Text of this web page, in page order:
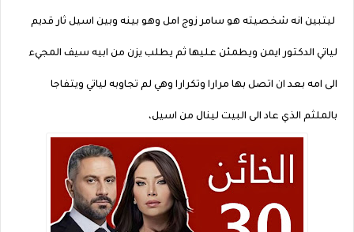
ليتبين انه شخصيته هو سامر زوج امل وهو بينه وبين اسيل ثار قديم
لياتي الدكتور ايمن ويطمئن عليها ثم يطلب يزن من ابيه سيف المجيء
الى امه بعد ان اتصل بها مرارا وتكرارا وهي لم تجاوبه لياتي ويتفاجا
بالملثم الذي عاد الى البيت لينال من اسيل،